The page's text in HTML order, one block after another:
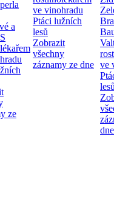
a
S
ze
ve vinohradu
Ptáci lužních
lesů
Zobrazit
všechny
záznamy ze dne ve
dne